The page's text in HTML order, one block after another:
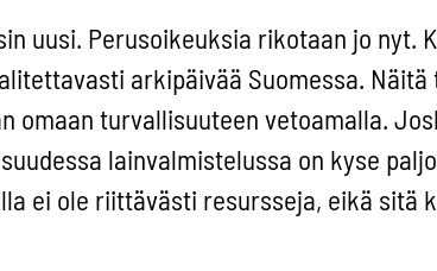
uusi. Perusoikeuksia rikotaan jo nyt.
arkipäivää Suomessa.
omaan turvallisuuteen vetoamalla.
lainvalmistelussa on kyse
ei ole riittävästi resursseja, eikä sitä